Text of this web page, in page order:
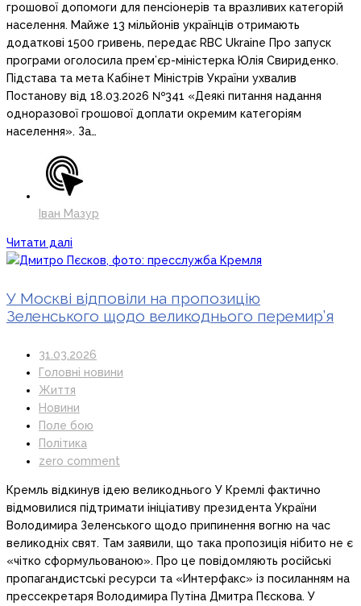
грошової допомоги для пенсіонерів та вразливих категорій
населення. Майже 13 мільйонів українців отримають
додаткові 1500 гривень, передає RBC Ukraine Про запуск
програми оголосила прем’єр-міністерка Юлія Свириденко.
Підстава та мета Кабінет Міністрів України ухвалив
Постанову від 18.03.2026 №341 «Деякі питання надання
одноразової грошової доплати окремим категоріям
населення». За…
Іван Мазур
Читати далі
У Москві відповіли на пропозицію
Зеленського щодо великоднього перемир’я
31.03.2026
Головні новини
Життя
Новини
Поле бою
Політика
zero comment
Кремль відкинув ідею великоднього У Кремлі фактично
відмовилися підтримати ініціативу президента України
Володимира Зеленського щодо припинення вогню на час
великодніх свят. Там заявили, що така пропозиція нібито не є
«чітко сформульованою». Про це повідомляють російські
пропагандистські ресурси та «Интерфакс» із посиланням на
прессекретаря Володимира Путіна Дмитра Пєскова. У